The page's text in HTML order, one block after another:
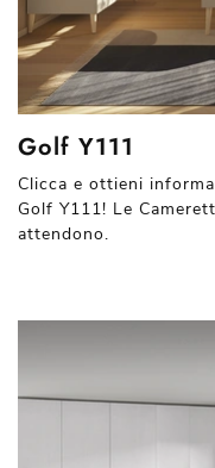
Golf Y111
Clicca e ottieni
Golf Y111! Le
attendono.